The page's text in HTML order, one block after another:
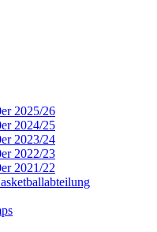
2025/26
2024/25
2023/24
2022/23
2021/22